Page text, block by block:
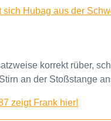
Hubag aus der
korrekt rüber,
an der Stoßstange
zeigt Frank hier!